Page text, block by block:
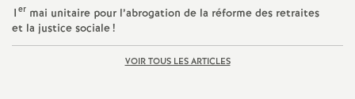
1er mai unitaire pour l’abrogation de la réforme des retraites
et la justice sociale!
VOIR TOUS LES ARTICLES